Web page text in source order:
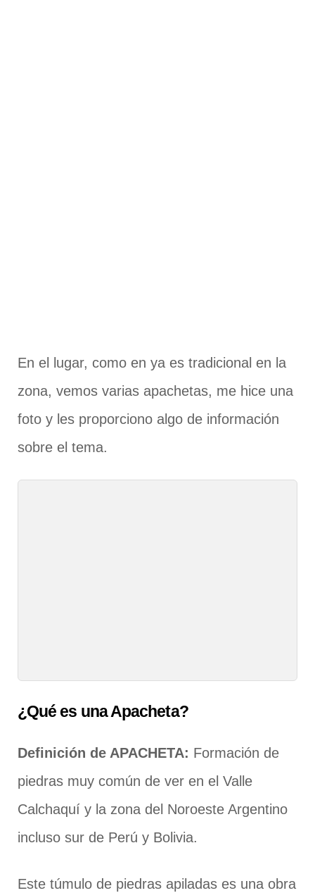
En el lugar, como en ya es tradicional en la
zona, vemos varias apachetas, me hice una
foto y les proporciono algo de información
sobre el tema.
¿Qué es una Apacheta?
Definición de APACHETA: Formación de
piedras muy común de ver en el Valle
Calchaquí y la zona del Noroeste Argentino
incluso sur de Perú y Bolivia.
Este túmulo de piedras apiladas es una obra